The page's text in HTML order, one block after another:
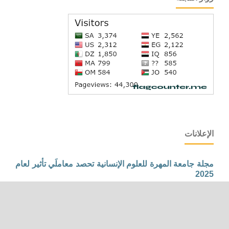
الإعلانات
مجلة جامعة المهرة للعلوم الإنسانية تحصد معاملَي تأثير لعام
2025